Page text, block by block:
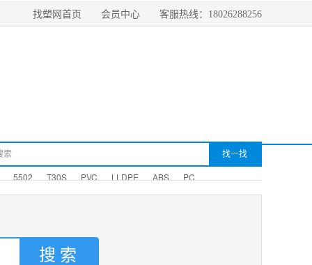
找塑网首页 会员中心 客服热线：18026288256
5502 T30S PVC LLDPE ABS PC